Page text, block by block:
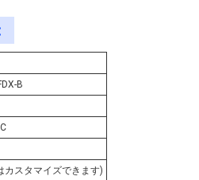
B
カスタマイズできます)